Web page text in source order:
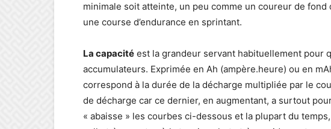
minimale soit atteinte, un peu comme un coureur de fond
une course d’endurance en sprintant.
La capacité est la grandeur servant habituellement pour
accumulateurs. Exprimée en Ah (ampère.heure) ou en
correspond à la durée de la décharge multipliée par le
de décharge car ce dernier, en augmentant, a surtout
« abaisse » les courbes ci-dessous et la plupart du